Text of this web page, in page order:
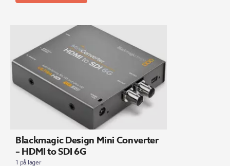
Blackmagic Design Mini Converter
– HDMI to SDI 6G
1 på lager